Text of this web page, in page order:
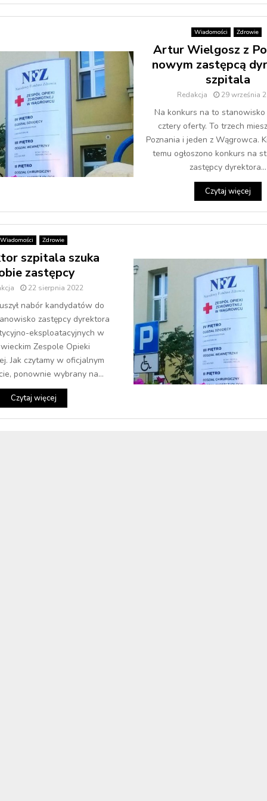
Wiadomości Zdrowie
Artur Wielgosz z
nowym zastępcą
szpitala
Redakcja 29 września
Na konkurs na to stanowisko
cztery oferty. To trzech
Poznania i jeden z Wągrowca.
temu ogłoszono konkurs na
zastępcy dyrektora...
Czytaj więcej
Wiadomości Zdrowie
szpitala szuka
zastępcy
22 sierpnia 2022
nabór kandydatów do
zastępcy dyrektora
eksploatacyjnych w
Zespole Opieki
Jak czytamy w oficjalnym
ponownie wybrany na...
Czytaj więcej